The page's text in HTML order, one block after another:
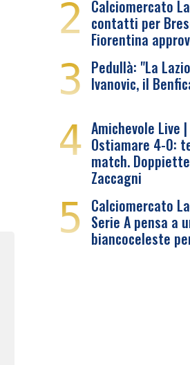
2 Calciomercato
contatti per
Fiorentina
3 Pedullà: "La
Ivanovic, il
4 Amichevole Live
Ostiamare 4-0:
match.
Zaccagni
5 Calciomercato
Serie A pensa a
biancoceleste